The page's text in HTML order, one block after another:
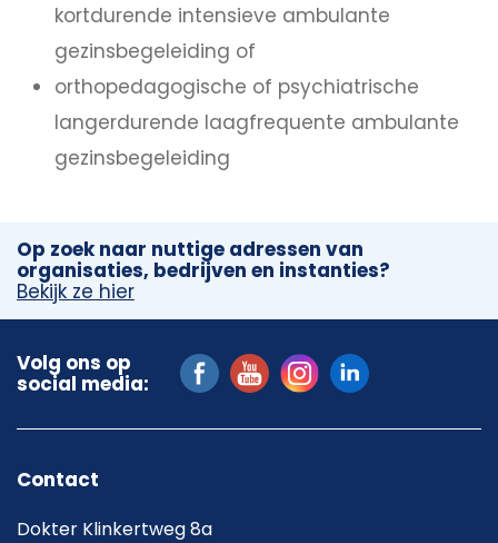
kortdurende intensieve ambulante
gezinsbegeleiding of
orthopedagogische of psychiatrische
langerdurende laagfrequente ambulante
gezinsbegeleiding
Op zoek naar nuttige adressen van
organisaties, bedrijven en instanties?
Bekijk ze hier
Volg ons op
social media:
Contact
Dokter Klinkertweg 8a